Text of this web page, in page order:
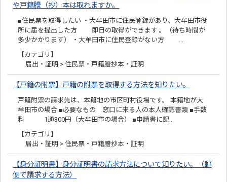
や戸籍謄（抄）本は取れますか。
■住民票を取得したい ・大牟田市に住民登録があり、大牟田市役
所に届を提出した方 即日の取得ができます 。（待ち時間が
多少かかります） ・大牟田市に住民登録がない方 …
【カテゴリ】
届出・証明 > 住民票・戸籍謄抄本・証明
【戸籍の附票】戸籍の附票を取得する方法を知りたい。
戸籍附票の請求先は、本籍地の市区町村役場です。 本籍地が大
牟田市の場合 ■必要なもの 窓口に来る人の本人確認書類 ■手数
料 1通300円（大牟田市の場合） ■申請書に記…
【カテゴリ】
届出・証明 > 住民票・戸籍謄抄本・証明
【身分証明書】身分証明書の請求方法について知りたい。（郵
便で請求する方法）